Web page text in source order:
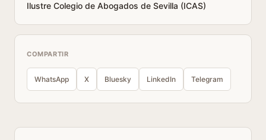
Ilustre Colegio de Abogados de Sevilla (ICAS)
COMPARTIR
WhatsApp X Bluesky LinkedIn Telegram